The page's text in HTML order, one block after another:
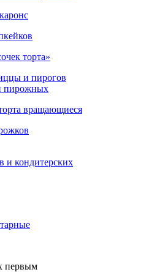
торта»
и пирогов
пирожных
вращающиеся
и кондитерских
первым